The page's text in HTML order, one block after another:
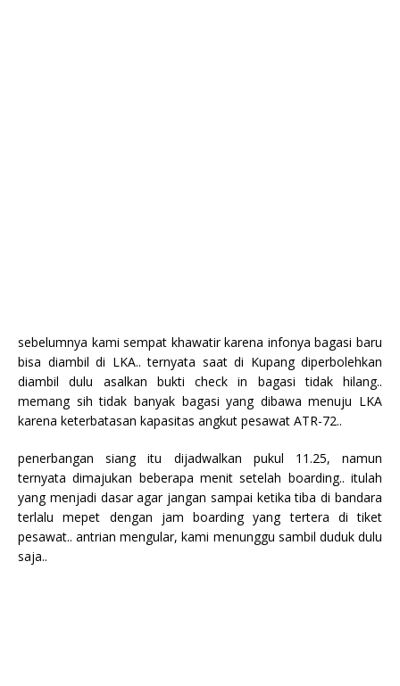
sebelumnya kami sempat khawatir karena infonya bagasi baru
bisa diambil di LKA.. ternyata saat di Kupang diperbolehkan
diambil dulu asalkan bukti check in bagasi tidak hilang..
memang sih tidak banyak bagasi yang dibawa menuju LKA
karena keterbatasan kapasitas angkut pesawat ATR-72..
penerbangan siang itu dijadwalkan pukul 11.25, namun
ternyata dimajukan beberapa menit setelah boarding.. itulah
yang menjadi dasar agar jangan sampai ketika tiba di bandara
terlalu mepet dengan jam boarding yang tertera di tiket
pesawat.. antrian mengular, kami menunggu sambil duduk dulu
saja..